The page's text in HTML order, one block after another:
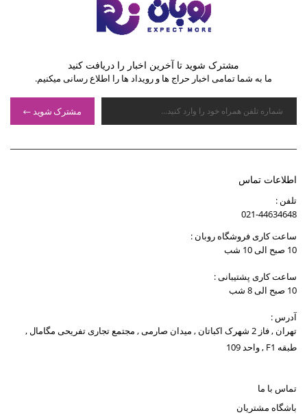
مشترک شوید تا آخرین اخبار را دریافت کنید
ما به شما تمامی اخبار حراج ها و رویداد ها را اطلاع رسانی میکنیم.
مشترک شوید
اطلاعات تماس
تلفن :
021-44634648
ساعت کاری فروشگاه روبان :
10 صبح الی 10 شب
ساعت کاری پشتیبانی :
10 صبح الی 8 شب
آدرس :
تهران , فاز 2 شهرک اکباتان , میدان صارمی , مجتمع تجاری تفریحی مگامال ,
طبقه F1 , واحد 109
تماس با ما
باشگاه مشتریان